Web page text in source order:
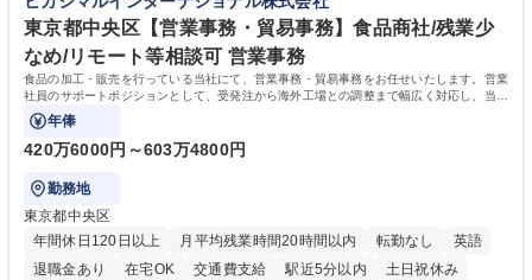
東京都中央区【営業事務・貿易事務】食品商社/残業少
なめ/リモート等相談可 営業事務
食品の加工・販売を行っている当社にて、営業事務・貿易事務をお任せいたします。営業
社員のサポートポジションとして、受発注から海外工場との調整まで幅広く対応し、当社
事業の根幹を支えていただきます。
年俸
420万6000円～603万4800円
勤務地
東京都中央区
年間休日120日以上
月平均残業時間20時間以内 転勤なし
英語
退職金あり
在宅OK 交通費支給 駅近5分以内 土日祝休み